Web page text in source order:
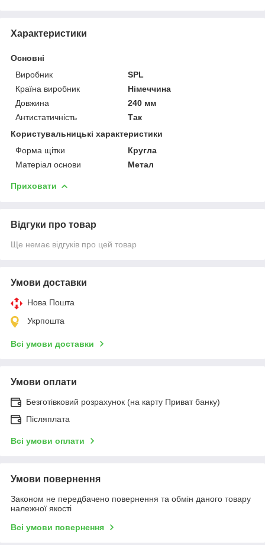
Характеристики
Основні
Виробник
SPL
Країна виробник
Німеччина
Довжина
240 мм
Антистатичність
Так
Користувальницькі характеристики
Форма щітки
Кругла
Матеріал основи
Метал
Приховати
Відгуки про товар
Ще немає відгуків про цей товар
Умови доставки
Нова Пошта
Укрпошта
Всі умови доставки
Умови оплати
Безготівковий розрахунок (на карту Приват банку)
Післяплата
Всі умови оплати
Умови повернення
Законом не передбачено повернення та обмін даного товару
належної якості
Всі умови повернення